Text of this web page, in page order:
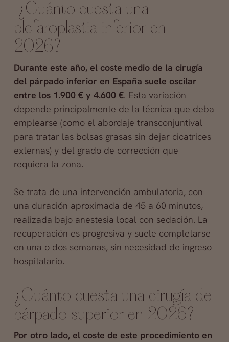
¿Cuánto cuesta una
blefaroplastia inferior en
2026?
Durante este año, el coste medio de la cirugía
del párpado inferior en España suele oscilar
entre los 1.900 € y 4.600 €. Esta variación
depende principalmente de la técnica que deba
emplearse (como el abordaje transconjuntival
para tratar las bolsas grasas sin dejar cicatrices
externas) y del grado de corrección que
requiera la zona.
Se trata de una intervención ambulatoria, con
una duración aproximada de 45 a 60 minutos,
realizada bajo anestesia local con sedación. La
recuperación es progresiva y suele completarse
en una o dos semanas, sin necesidad de ingreso
hospitalario.
¿Cuánto cuesta una cirugía del
párpado superior en 2026?
Por otro lado, el coste de este procedimiento en